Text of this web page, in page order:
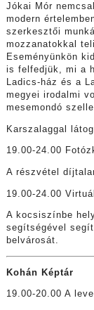
Jókai Mór
modern
szerkesztői
mozzanatokkal
Eseményünkön
is felfedjük, mi a
Ladics-ház és a
megyei irodalmi
mesemondó
Karszalaggal
19.00-24.00
A részvétel
19.00-24.00
A kocsiszínbe
segítségével
belvárosát.
Kohán Képtár
19.00-20.00 A